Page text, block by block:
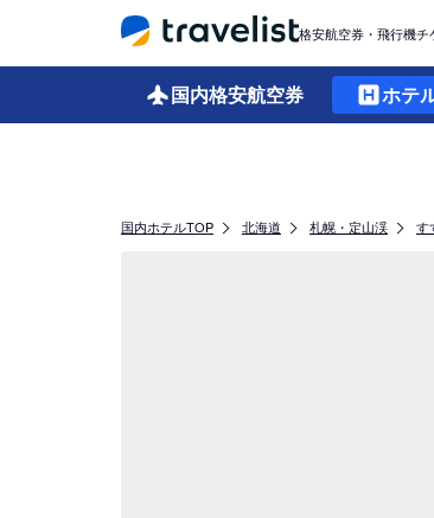
格安航空券・飛行機
国内格安航空券 ホテ
国内ホテルTOP 北海道 札幌・定山渓 す